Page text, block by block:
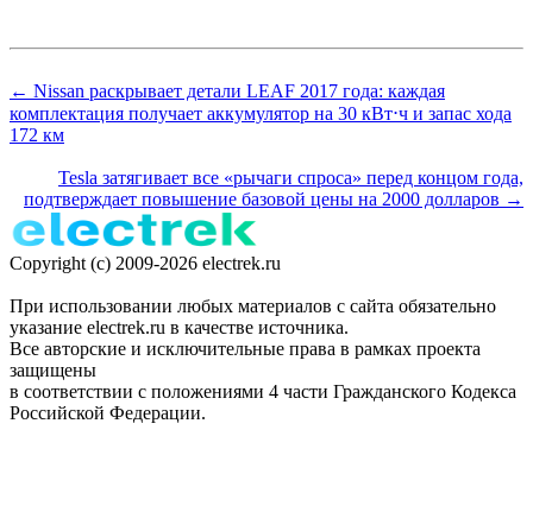
← Nissan раскрывает детали LEAF 2017 года: каждая
комплектация получает аккумулятор на 30 кВт⋅ч и запас хода
172 км
Tesla затягивает все «рычаги спроса» перед концом года,
подтверждает повышение базовой цены на 2000 долларов →
Copyright (c) 2009-2026 electrek.ru
При использовании любых материалов с сайта обязательно
указание electrek.ru в качестве источника.
Все авторские и исключительные права в рамках проекта
защищены
в соответствии с положениями 4 части Гражданского Кодекса
Российской Федерации.